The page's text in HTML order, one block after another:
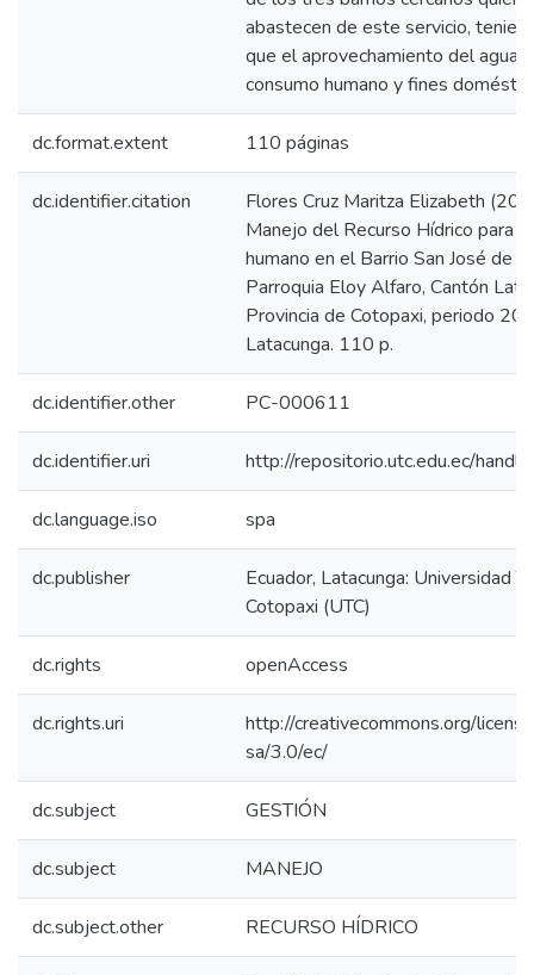
abastecen de este servicio,
que el aprovechamiento del agua
consumo humano y fines
dc.format.extent 110 páginas
dc.identifier.citation
Flores Cruz Maritza Elizabeth
Manejo del Recurso Hídrico para
humano en el Barrio San José de
Parroquia Eloy Alfaro, Cantón
Provincia de Cotopaxi, periodo
Latacunga. 110 p.
dc.identifier.other PC-000611
dc.identifier.uri http://repositorio.utc.edu.ec/
dc.language.iso spa
dc.publisher
Ecuador, Latacunga: Universidad
Cotopaxi (UTC)
dc.rights openAccess
dc.rights.uri
http://creativecommons.org/
sa/3.0/ec/
dc.subject GESTIÓN
dc.subject MANEJO
dc.subject.other RECURSO HÍDRICO